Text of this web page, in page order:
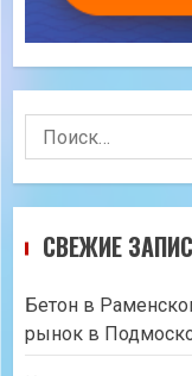
Найти:
СВЕЖИЕ
Бетон в
рынок в